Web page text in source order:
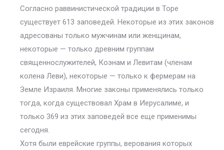
Согласно раввинистической традиции в Торе
существует 613 заповедей. Некоторые из этих законов
адресованы только мужчинам или женщинам,
некоторые — только древним группам
священнослужителей, Коэнам и Левитам (членам
колена Леви), некоторые — только к фермерам на
Земле Израиля. Многие законы применялись только
тогда, когда существовал Храм в Иерусалиме, и
только 369 из этих заповедей все еще применимы
сегодня.
Хотя были еврейские группы, верования которых